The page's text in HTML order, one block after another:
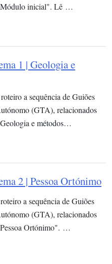
inicial". Lê …
1 | Geologia e
a sequência de Guiões
(GTA), relacionados
e métodos…
2 | Pessoa Ortónimo
a sequência de Guiões
(GTA), relacionados
Ortónimo". …